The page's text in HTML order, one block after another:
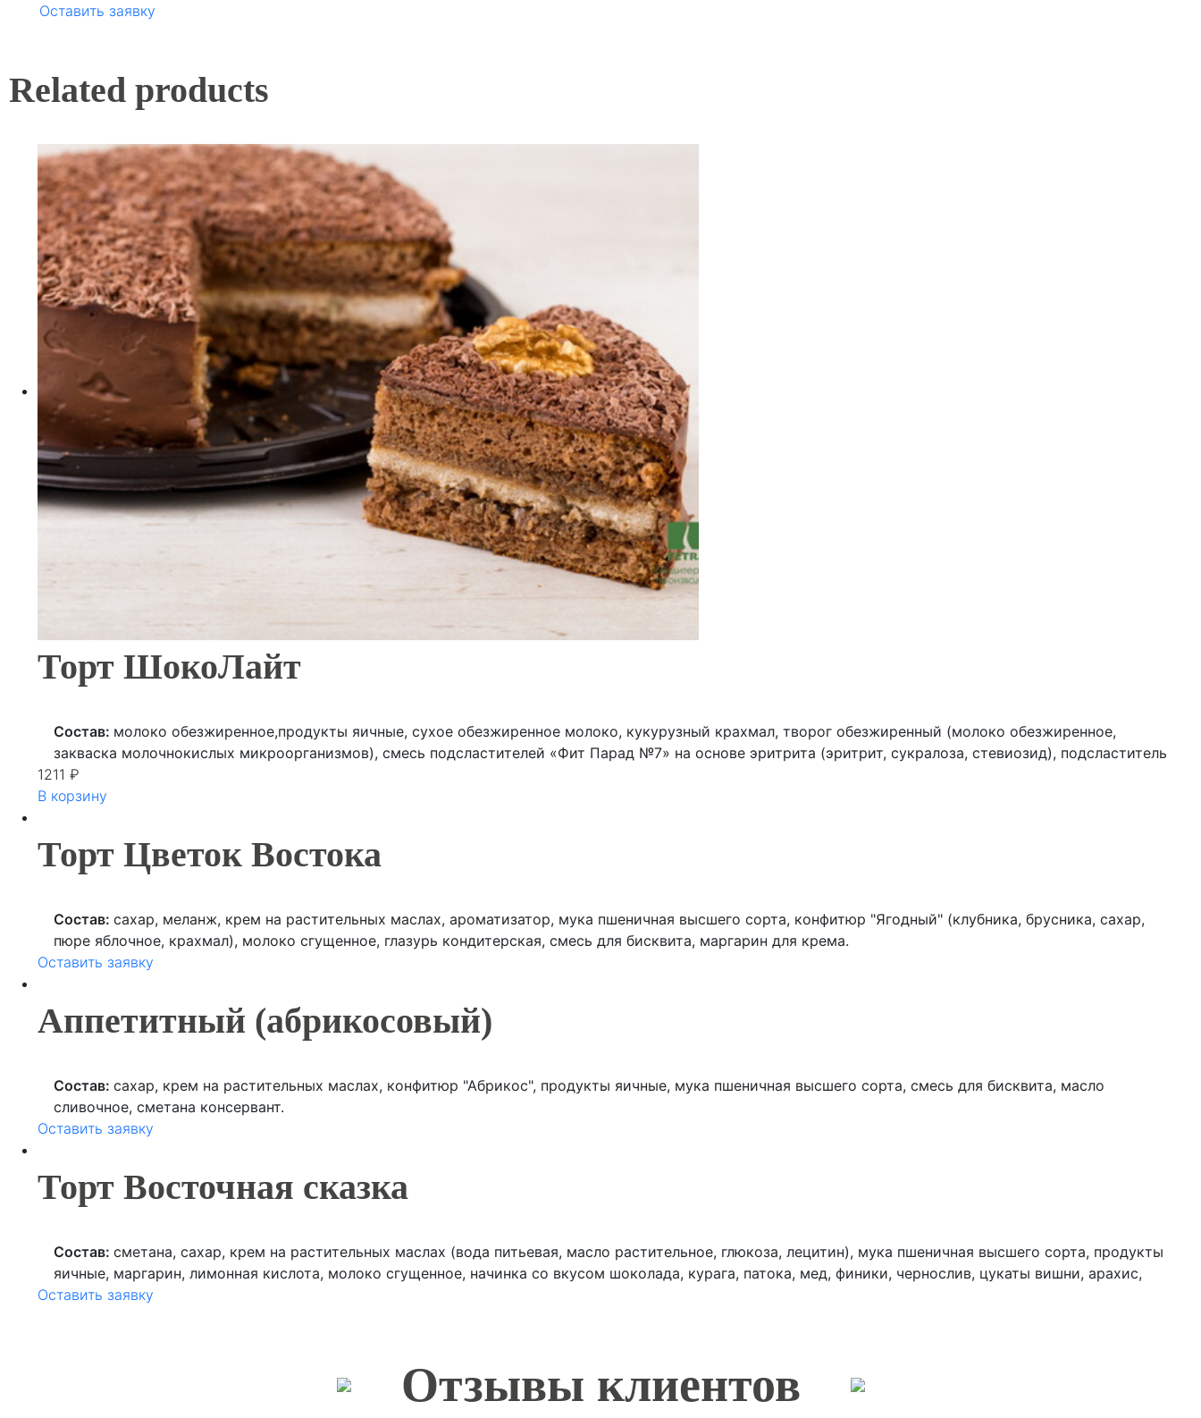
Оставить заявку
Related products
Торт ШокоЛайт
Состав: молоко обезжиренное,продукты яичные, сухое обезжиренное молоко, кукурузный крахмал, творог обезжиренный (молоко обезжиренное,
закваска молочнокислых микроорганизмов), смесь подсластителей «Фит Парад №7» на основе эритрита (эритрит, сукралоза, стевиозид), подсластитель
эритритол, кондитерская глазурь без добавления сахара (мальтит, заменитель какао-масла лауринового типа (гидрогенизированный растительный жир),
какао-порошок, эмульгаторы (лецитин соевый, Е 476), ванилин), какао-порошок обезжиренный,грецкий орех, натуральный краситель «колер
1211 ₽
В корзину
Торт Цветок Востока
Состав: сахар, меланж, крем на растительных маслах, ароматизатор, мука пшеничная высшего сорта, конфитюр "Ягодный" (клубника, брусника, сахар,
пюре яблочное, крахмал), молоко сгущенное, глазурь кондитерская, смесь для бисквита, маргарин для крема.
Оставить заявку
Аппетитный (абрикосовый)
Состав: сахар, крем на растительных маслах, конфитюр "Абрикос", продукты яичные, мука пшеничная высшего сорта, смесь для бисквита, масло
сливочное, сметана консервант.
Оставить заявку
Торт Восточная сказка
Состав: сметана, сахар, крем на растительных маслах (вода питьевая, масло растительное, глюкоза, лецитин), мука пшеничная высшего сорта, продукты
яичные, маргарин, лимонная кислота, молоко сгущенное, начинка со вкусом шоколада, курага, патока, мед, финики, чернослив, цукаты вишни, арахис,
молоко ультрапастеризованное.
Оставить заявку
Отзывы клиентов